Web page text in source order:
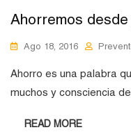
Ahorremos
Ago 18, 2016
Ahorro es una palabra
muchos y consciencia
READ MORE